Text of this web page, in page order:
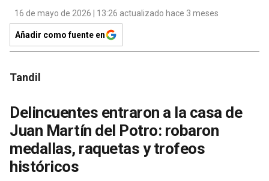
16 de mayo de 2026 | 13:26 actualizado hace 3 meses
Añadir como fuente en
Tandil
Delincuentes entraron a la casa de
Juan Martín del Potro: robaron
medallas, raquetas y trofeos
históricos